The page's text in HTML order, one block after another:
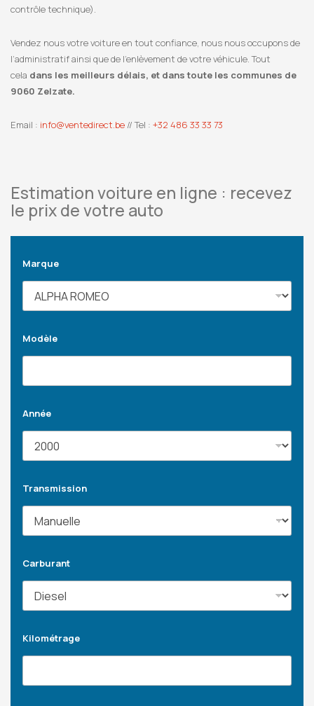
contrôle technique).
Vendez nous votre voiture en tout confiance, nous nous occupons de
l’administratif ainsi que de l’enlèvement de votre véhicule. Tout
cela dans les meilleurs délais, et dans toute les communes de
9060 Zelzate.
Email : info@ventedirect.be // Tel : +32 486 33 33 73
Estimation voiture en ligne : recevez
le prix de votre auto
Marque
Modèle
Année
Transmission
Carburant
Kilométrage